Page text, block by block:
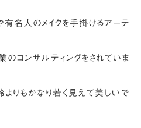
有名人のメイクを手掛けるアーテ
コンサルティングをされていま
りもかなり若く見えて美しいで